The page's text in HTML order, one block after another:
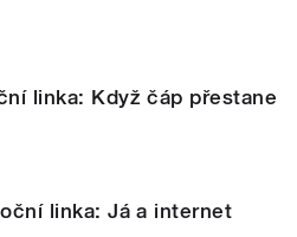
linka: Když čáp přestane
linka: Já a internet